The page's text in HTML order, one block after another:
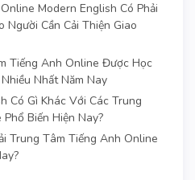
Modern English Có Phải
Người Cần Cải Thiện Giao
Tiếng Anh Online Được Học
Nhất Năm Nay
Có Gì Khác Với Các Trung
Biến Hiện Nay?
Trung Tâm Tiếng Anh Online